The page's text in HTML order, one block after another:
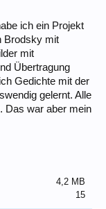
ich ein Projekt
Brodsky mit
mit
Übertragung
Gedichte mit der
gelernt. Alle
Das war aber mein
4,2 MB
15